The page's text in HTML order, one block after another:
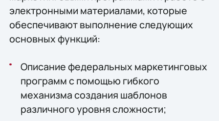
электронными материалами, которые
обеспечивают выполнение следующих
основных функций:
Описание федеральных маркетинговых
программ с помощью гибкого
механизма создания шаблонов
различного уровня сложности;